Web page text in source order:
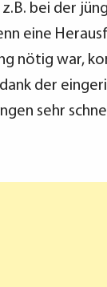
bei der
eine
nötig war,
der
sehr